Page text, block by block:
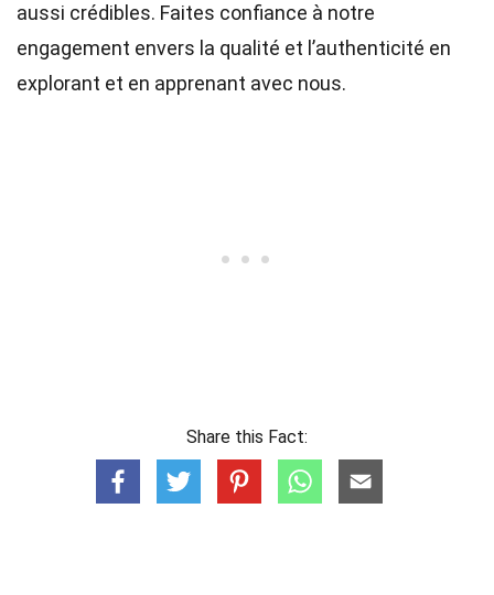
aussi crédibles. Faites confiance à notre
engagement envers la qualité et l’authenticité en
explorant et en apprenant avec nous.
Share this Fact: